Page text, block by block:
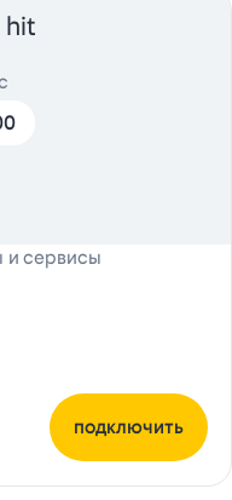
hit
и сервисы
подключить